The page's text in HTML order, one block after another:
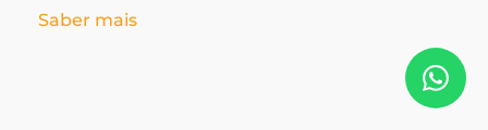
contribuir
Saber mais